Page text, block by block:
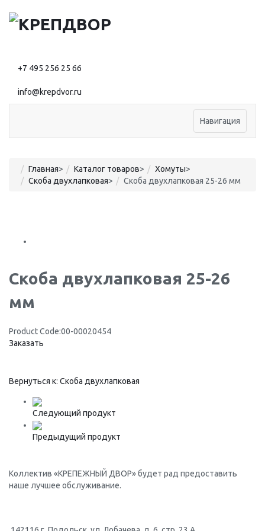
+7 495 256 25 66
info@krepdvor.ru
Навигация
Главная> Каталог товаров> Хомуты>
Скоба двухлапковая> Скоба двухлапковая 25-26 мм
Скоба двухлапковая 25-26
мм
Product Code:00-00020454
Заказать
Вернуться к: Скоба двухлапковая
Следующий продукт
Предыдущий продукт
Коллектив «КРЕПЕЖНЫЙ ДВОР» будет рад предоставить
наше лучшее обслуживание.